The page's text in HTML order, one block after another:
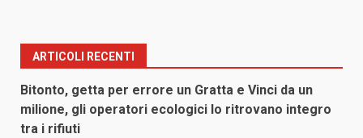
ARTICOLI RECENTI
Bitonto, getta per errore un Gratta e Vinci da un
milione, gli operatori ecologici lo ritrovano integro
tra i rifiuti